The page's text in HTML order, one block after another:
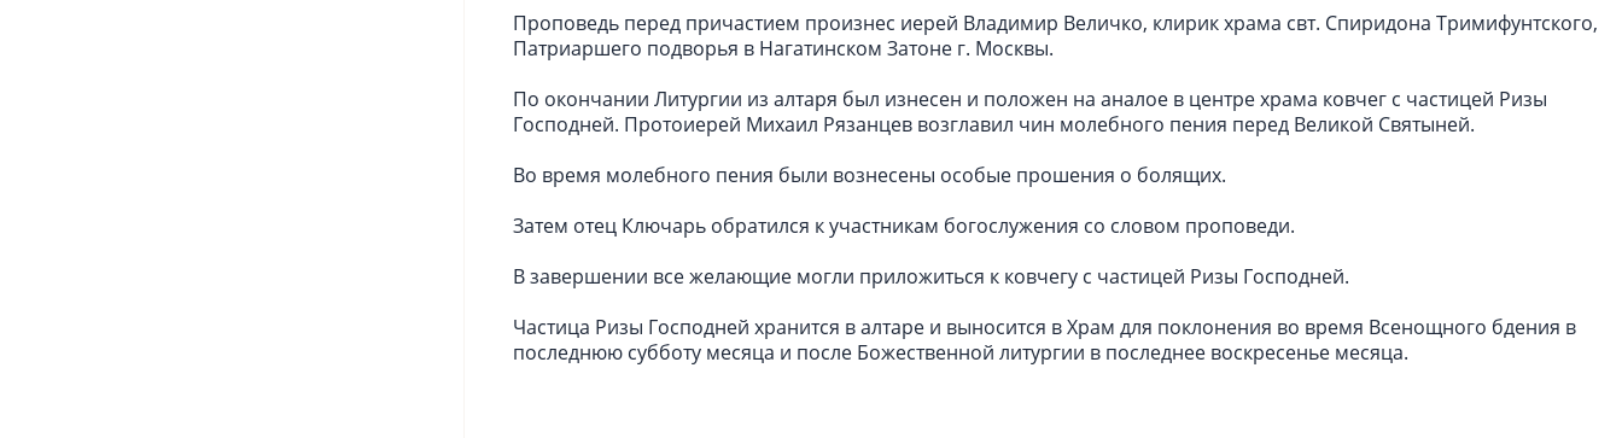
Проповедь перед причастием произнес иерей Владимир Величко, клирик храма свт. Спиридона Тримифунтского,
Патриаршего подворья в Нагатинском Затоне г. Москвы.
По окончании Литургии из алтаря был изнесен и положен на аналое в центре храма ковчег с частицей Ризы
Господней. Протоиерей Михаил Рязанцев возглавил чин молебного пения перед Великой Святыней.
Во время молебного пения были вознесены особые прошения о болящих.
Затем отец Ключарь обратился к участникам богослужения со словом проповеди.
В завершении все желающие могли приложиться к ковчегу с частицей Ризы Господней.
Частица Ризы Господней хранится в алтаре и выносится в Храм для поклонения во время Всенощного бдения в
последнюю субботу месяца и после Божественной литургии в последнее воскресенье месяца.